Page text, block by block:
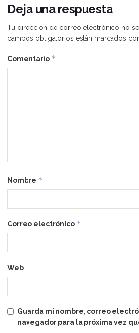
Deja una respuesta
Tu dirección de correo electrónico no
campos obligatorios están marcados
Comentario *
Nombre *
Correo electrónico *
Web
Guarda mi nombre, correo
navegador para la próxima vez